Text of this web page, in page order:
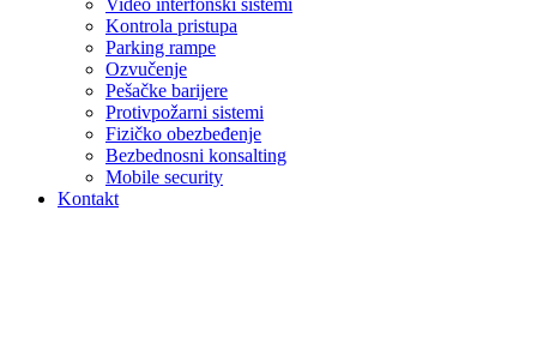
Video interfonski sistemi
Kontrola pristupa
Parking rampe
Ozvučenje
Pešačke barijere
Protivpožarni sistemi
Fizičko obezbeđenje
Bezbednosni konsalting
Mobile security
Kontakt